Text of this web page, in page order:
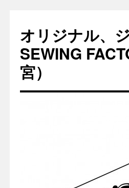
オリジナル、
SEWING
宮）